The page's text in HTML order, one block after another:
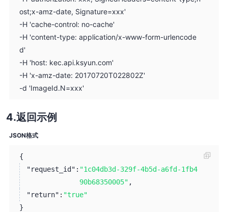
ost;x-amz-date, Signature=xxx'
-H 'cache-control: no-cache'
-H 'content-type: application/x-www-form-urlencode
d'
-H 'host: kec.api.ksyun.com'
-H 'x-amz-date: 20170720T022802Z'
-d 'ImageId.N=xxx'
返回示例
JSON格式
{
"request_id": "1c04db3d-329f-4b5d-a6fd-1fb4
90b68350005" ,
"return": "true"
}